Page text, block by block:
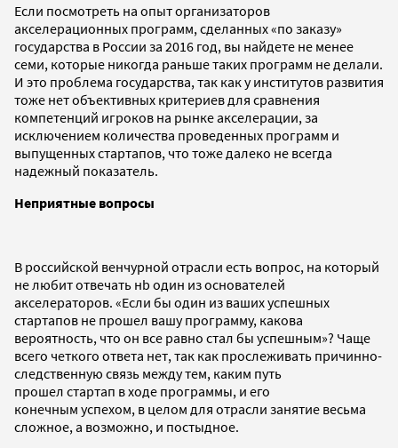
Если посмотреть на опыт организаторов
акселерационных программ, сделанных «по заказу»
государства в России за 2016 год, вы найдете не менее
семи, которые никогда раньше таких программ не делали.
И это проблема государства, так как у институтов развития
тоже нет объективных критериев для сравнения
компетенций игроков на рынке акселерации, за
исключением количества проведенных программ и
выпущенных стартапов, что тоже далеко не всегда
надежный показатель.
Неприятные вопросы
В российской венчурной отрасли есть вопрос, на который
не любит отвечать нb один из основателей
акселераторов. «Если бы один из ваших успешных
стартапов не прошел вашу программу, какова
вероятность, что он все равно стал бы успешным»? Чаще
всего четкого ответа нет, так как прослеживать причинно-
следственную связь между тем, каким путь
прошел стартап в ходе программы, и его
конечным успехом, в целом для отрасли занятие весьма
сложное, а возможно, и постыдное.